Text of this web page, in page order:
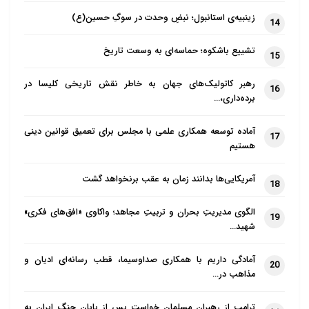
بودنِ قرآن و رَوا نبودنِ داوری قطعی و نهایی درباره‌ی قرآن
به همدلی و حسن معاشرت هم در میان شیعیان، هم در
می‌کند که امام (علیه السلام) می‌فرمود: در بهشت،
دروازه‌ای وجود دارد به نام معروف که هر که اهل کار نیک
باشد از آن وارد می‌شود. اهل معروف در دنیا اهل معروف
خاطر تلاشش برای رفع نیازهای مؤمنان می‌ستایند.
مایه‌ی آرامش و امنیت شیعه و سنی می‌دانست(قبري بسرّ
14 زینبیه‌ی استانبول؛ نبضِ وحدت در سوگِ حسین(ع)
15 تشییع باشکوه؛ حماسه‌ای به وسعت تاریخ
16
رهبر کاتولیک‌های جهان به خاطر نقش تاریخی کلیسا در
برده‌داری،…
17
آماده توسعه همکاری علمی با مجلس برای تعمیق قوانین دینی
هستیم
18 آمریکایی‌ها بدانند زمان به عقب برنخواهد گشت
19
الگوی مدیریتِ بحران و تربیتِ مجاهد؛ واکاوی «افق‌های فکری»
شهید…
20
آمادگی داریم با همکاری صداوسیما، قطب رسانه‌ای ادیان و
مذاهب در…